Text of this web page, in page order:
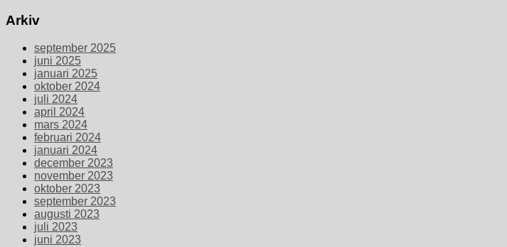
Arkiv
september 2025
juni 2025
januari 2025
oktober 2024
juli 2024
april 2024
mars 2024
februari 2024
januari 2024
december 2023
november 2023
oktober 2023
september 2023
augusti 2023
juli 2023
juni 2023